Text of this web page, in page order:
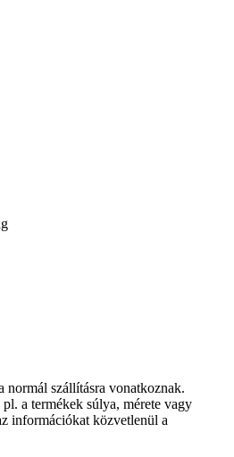
normál szállításra vonatkoznak.
a termékek súlya, mérete vagy
információkat közvetlenül a